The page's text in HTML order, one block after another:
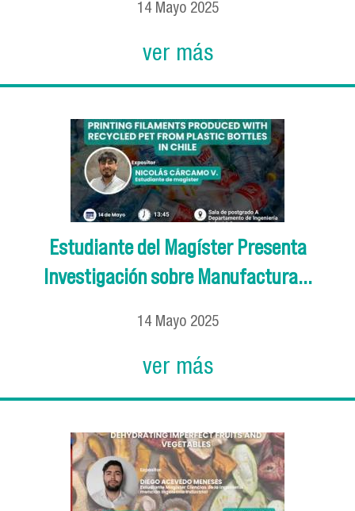
14 Mayo 2025
ver más
Estudiante del Magíster Presenta
Investigación sobre Manufactura...
14 Mayo 2025
ver más